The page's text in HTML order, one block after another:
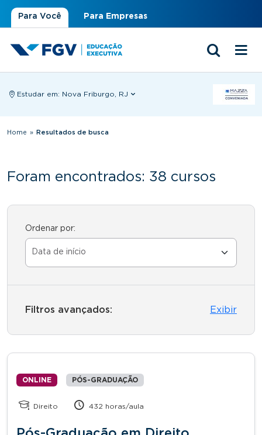
Para Você Para Empresas
Estudar em: Nova Friburgo, RJ
Você está aqui
Home » Resultados de busca
Foram encontrados: 38 cursos
Ordenar por:
Filtros avançados: Exibir
ONLINE PÓS-GRADUAÇÃO
Direito 432 horas/aula